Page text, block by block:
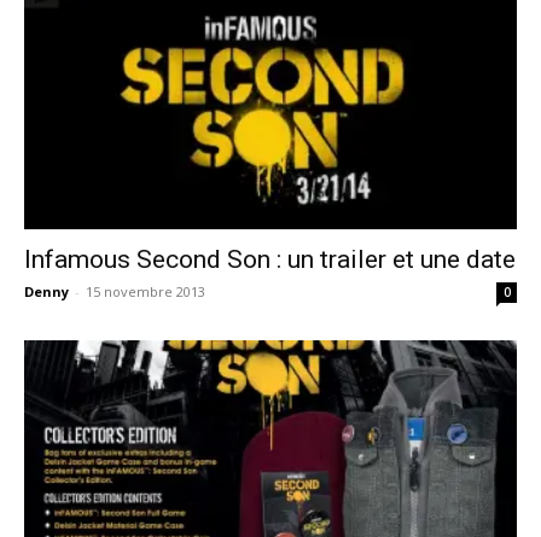
Infamous Second Son : un trailer et une date
Denny - 15 novembre 2013 0